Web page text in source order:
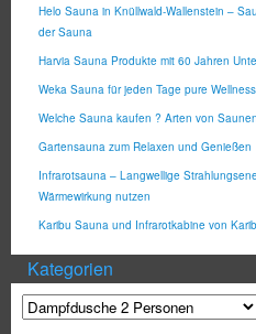
Helo Sauna in Knüllwald-Wallenstein –
der Sauna
Harvia Sauna Produkte mit 60 Jahren
Weka Sauna für jeden Tage pure
Welche Sauna kaufen ? Arten von
Gartensauna zum Relaxen und Genießen
Infrarotsauna – Langwellige
Wärmewirkung nutzen
Karibu Sauna und Infrarotkabine von
Kategorien